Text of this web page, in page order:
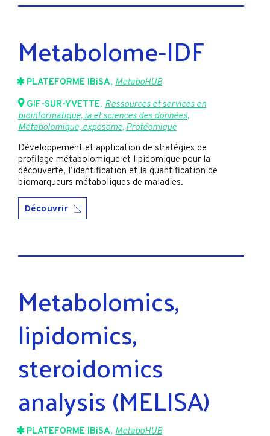
Metabolome-IDF
PLATEFORME IBiSA, MetaboHUB
GIF-SUR-YVETTE, Ressources et services en
bioinformatique, ia et sciences des données,
Métabolomique, exposome, Protéomique
Développement et application de stratégies de
profilage métabolomique et lipidomique pour la
découverte, l’identification et la quantification de
biomarqueurs métaboliques de maladies.
Découvrir
Metabolomics,
lipidomics,
steroidomics
analysis (MELISA)
PLATEFORME IBiSA, MetaboHUB